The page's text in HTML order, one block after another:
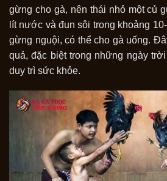
gừng cho gà, nên thái nhỏ một củ
lít nước và đun sôi trong khoảng
gừng nguội, có thể cho gà uống.
quả, đặc biệt trong những ngày
duy trì sức khỏe.